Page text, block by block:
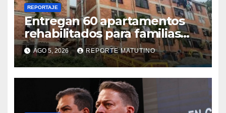
REPORTAJE
Entregan 60 apartamentos
rehabilitados para familias
del urbanismo Ana Victoria
en La Guaira
AGO 5, 2026 REPORTE MATUTINO